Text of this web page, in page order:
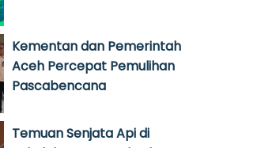
Kementan dan Pemerintah
Aceh Percepat Pemulihan
Pascabencana
Temuan Senjata Api di